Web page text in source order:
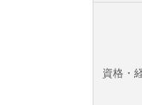
資格・